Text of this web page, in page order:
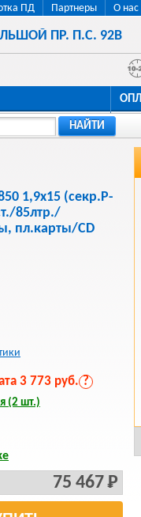
ПД Партнеры
О нас
ПР. П.С. 92В
НАЙТИ
1,9х15 (секр.P-
85лтр./
пл.карты/CD
3 773 руб. ?
(2 шт.)
75 467 Р